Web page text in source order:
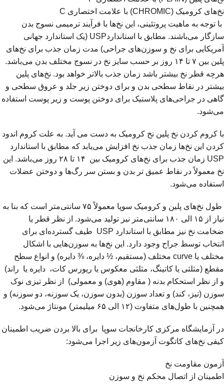
نخ‌های کرومیک (CHROMIC) با علامت اختصاری C
با توجه به ماهیت پروتئینی، این نخ‌ها با فرآیند ترمیمی نسوج بدن
سازگار می‌باشند. مطابق با استانداردUSP (یک استاندارد جهانی
آمریکایی برای نخ و سوزن‌های جراحی) مدت زمان جذب برای نخ‌های
پلین بین ۷ تا ۱۴ روز بر حسب سایز نخ در نسوج مختلف بدن می‌باشد.
هرچه قطر نخ بیشتر باشد زمان جذب بالاتر خواهد بود. نخ‌های پلین
بیشتر در نقاط سطحی بدن و برای دوختن زیر جلد و عروق سطحی و
گاهی در جراحی‌های پلاستیک برای دوختن پوست و زیر پوست استفاده
می‌شود.
با کروم کردن نخ پلین نخ کرومیک به دست می آید. به علت کروم اندود
کردن این نخ‌ها زمان جذب نخ افزایش می‌یابد که مطابق با استاندارد
USP زمان جذب برای نخ‌های کرومیک بین ۱۴ تا ۲۸ روز می‌باشد. این
نخ معمولاً در نقاط عمیق تر بدن و بستن سر رگ‌ها و دوختن عضلات
استفاده می‌شود.
طول نخ‌های پلین و کرومیک سوپا معمولاً ۷۵ سانتی‌متر است که بنا به
نیاز از ۱۵ الی ۱۸۰ سانتی‌متر نیز تولید می‌شود. از نظر قطر یا
ضخامت نخ نیز مطابق با استاندارد USP طیف گسترده‌ای برای
انتخاب توسط جراح وجود دارد. این نخ‌ها به سوزن‌هایی با اشکال
مختلف یا curve مختلف (مستقیم، ½ دایره، ⅜ دایره) و انواع سطح
مقطع (مثلثی یا کاتینگ، مثلثی معکوس یا ریورس کات، دایره یا راند)
و از نظر استحکام بدنه ( مقاوم (هوی) و معمولی) از نظر تیزی نوک
سوزن (تیز، کند) و تعداد سوزن (بدون سوزن، یک سوزنه، دو سوزنه) و
همچنین با طول‌های متفاوت (۱۲ الی ۶۵ میلیمتر) مونتاژ می‌شود.
در آزمایشگاه مرکزی کارخانجات سوپا برای بالا بردن ضریب اطمینان
کیفی نخ‌های کاتگوت آزمون‌های زیر اجرا می‌شود:
آزمون مقاومت نخ
اطمینان از اتصال محکم نخ و سوزن